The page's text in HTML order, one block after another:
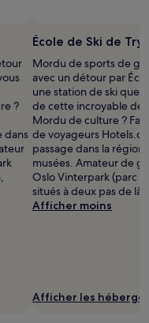
libre
droits
prise
par
Oslo
Winter
Park
?
dans
École de Ski de
Mordu de sports de
avec un détour par
une station de ski que
de cette incroyable
Mordu de culture ?
de voyageurs
passage dans la
musées. Amateur de
Oslo Vinterpark (parc
situés à deux pas de là.
Afficher moins
Afficher les